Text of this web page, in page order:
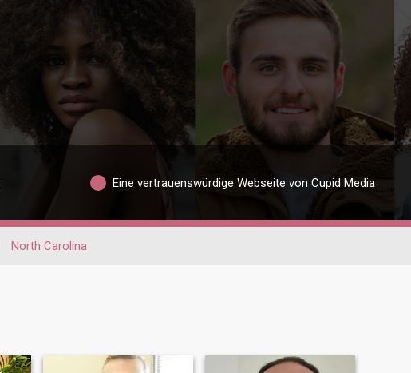
Eine vertrauenswürdige Webseite von Cupid Media
North Carolina